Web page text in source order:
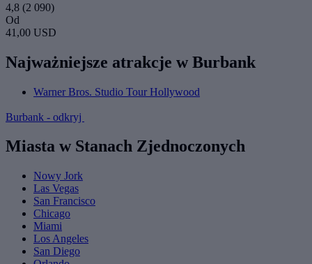
4,8 (2 090)
Od
41,00 USD
Najważniejsze atrakcje w Burbank
Warner Bros. Studio Tour Hollywood
Burbank - odkryj
Miasta w Stanach Zjednoczonych
Nowy Jork
Las Vegas
San Francisco
Chicago
Miami
Los Angeles
San Diego